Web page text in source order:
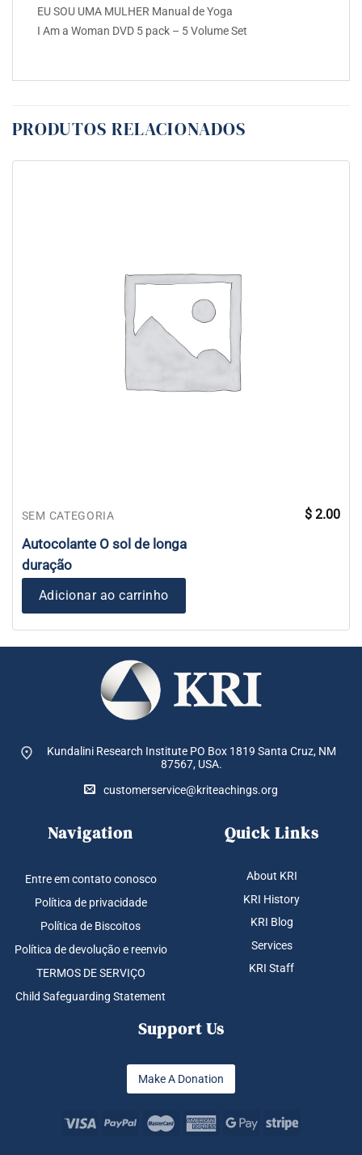
EU SOU UMA MULHER Manual de Yoga
I Am a Woman DVD 5 pack – 5 Volume Set
PRODUTOS RELACIONADOS
SEM CATEGORIA
Autocolante O sol de longa
duração
$ 2.00
Adicionar ao carrinho
Kundalini Research Institute PO Box 1819 Santa Cruz, NM
87567, USA.
customerservice@kriteachings.org
Navigation
Entre em contato conosco
Política de privacidade
Política de Biscoitos
Política de devolução e reenvio
TERMOS DE SERVIÇO
Child Safeguarding Statement
Quick Links
About KRI
KRI History
KRI Blog
Services
KRI Staff
Support Us
Make A Donation